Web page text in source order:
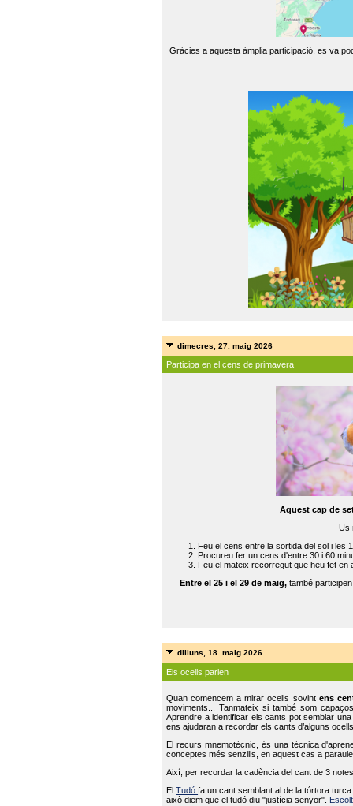
Gràcies a aquesta àmplia participació, es va
dimecres, 27. maig 2026
Participa en el cens de primavera
Aquest cap de
Us
Feu el cens entre la sortida del sol i les
Procureu fer un cens d'entre 30 i 60
Feu el mateix recorregut que heu fet en
Entre el 25 i el 29 de maig, també
dilluns, 18. maig 2026
Els ocells parlen
Quan comencem a mirar ocells sovint ens
moviments... Tanmateix si també som
Aprendre a identificar els cants pot semblar
ens ajudaran a recordar els cants d’alguns
El recurs mnemotècnic, és una tècnica
conceptes més senzills, en aquest cas a
Així, per recordar la cadència del cant de 3
ElTudófa un cant semblant al de la tórtora
això diem que el tudó diu "justícia senyor".